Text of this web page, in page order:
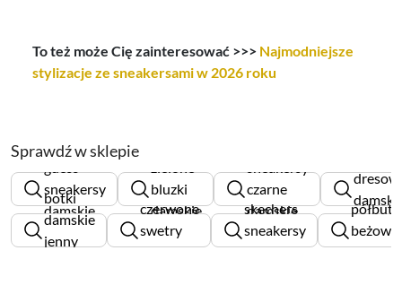
To też może Cię zainteresować >>> Najmodniejsze
stylizacje ze sneakersami w 2026 roku
Sprawdź w sklepie
sneakersy
damskie
bluzki
damskie
czarne
damskie
botki
damskie
jenny
czerwone
swetry
damskie
skechers
sneakersy
damskie
półbuty
beżowe
damskie